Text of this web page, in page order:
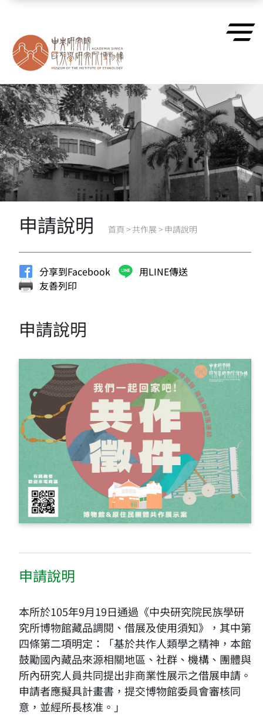
申請說明 首頁 > 共作展 > 申請說明
分享到Facebook
用LINE傳送
友善列印
申請說明
申請說明
本所於105年9月19日通過《中央研究院民族學研
究所博物館藏品調閱、借展及使用須知》，其中第
四條第二項明定：「基於共作人類學之精神，本館
鼓勵國內藏品來源相關地區、社群、機構、團體與
所內研究人員共同提出非商業性展示之借展申請。
申請者應擬具計畫書，提交博物館委員會審核同
意，並經所長核准。」